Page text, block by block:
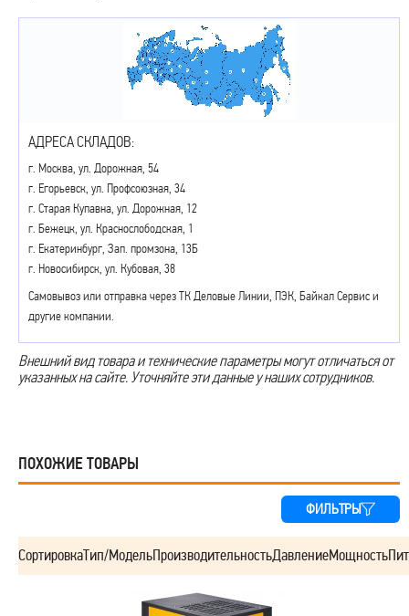
АДРЕСА СКЛАДОВ:
г. Москва, ул. Дорожная, 54
г. Егорьевск, ул. Профсоюзная, 34
г. Старая Купавна, ул. Дорожная, 12
г. Бежецк, ул. Краснослободская, 1
г. Екатеринбург, Зап. промзона, 13Б
г. Новосибирск, ул. Кубовая, 38
Самовывоз или отправка через ТК Деловые Линии, ПЭК, Байкал Сервис и
другие компании.
Внешний вид товара и технические параметры могут отличаться от
указанных на сайте. Уточняйте эти данные у наших сотрудников.
ПОХОЖИЕ ТОВАРЫ
ФИЛЬТРЫ
СортировкаТип/МодельПроизводительностьДавлениеМощность